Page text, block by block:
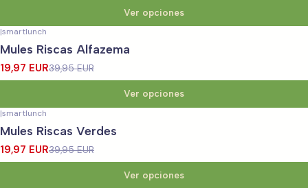
Ver opciones
|smartlunch
Mules Riscas Alfazema
19,97 EUR39,95 EUR
Ver opciones
|smartlunch
Mules Riscas Verdes
19,97 EUR39,95 EUR
Ver opciones